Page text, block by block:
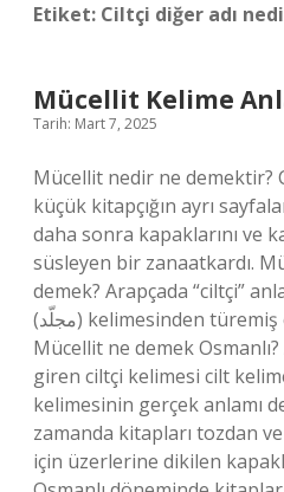
Etiket: Ciltçi diğer adı
Mücellit Kelime
Tarih: Mart 7, 2025
Mücellit nedir ne demektir?
küçük kitapçığın ayrı
daha sonra kapaklarını ve
süsleyen bir zanaatkardı.
demek? Arapçada “ciltçi”
(مجلّد) kelimesinden türemiş olup, kökü cld’dir.
Mücellit ne demek
giren ciltçi kelimesi cilt
kelimesinin gerçek anlamı
zamanda kitapları tozdan
için üzerlerine dikilen